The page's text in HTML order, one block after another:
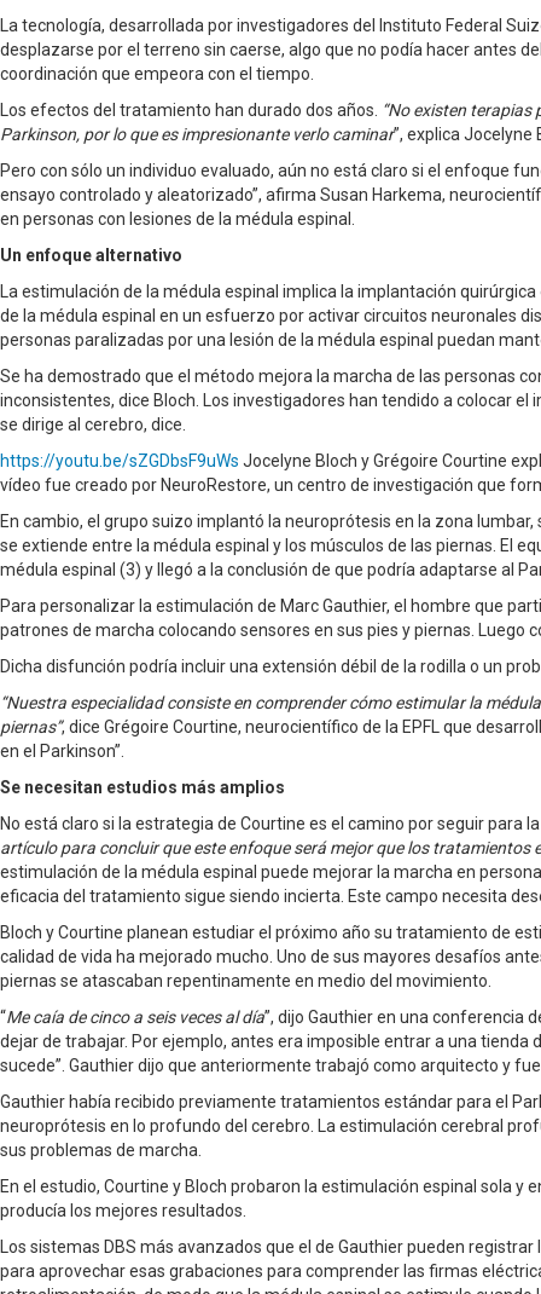
La tecnología, desarrollada por investigadores del Instituto Federal
desplazarse por el terreno sin caerse, algo que no podía hacer antes
coordinación que empeora con el tiempo.
Los efectos del tratamiento han durado dos años. “No existen
Parkinson, por lo que es impresionante verlo caminar”, explica Jocelyne
Pero con sólo un individuo evaluado, aún no está claro si el enfoque
ensayo controlado y aleatorizado”, afirma Susan Harkema,
en personas con lesiones de la médula espinal.
Un enfoque alternativo
La estimulación de la médula espinal implica la implantación
de la médula espinal en un esfuerzo por activar circuitos neuronales
personas paralizadas por una lesión de la médula espinal puedan
Se ha demostrado que el método mejora la marcha de las personas
inconsistentes, dice Bloch. Los investigadores han tendido a colocar
se dirige al cerebro, dice.
https://youtu.be/sZGDbsF9uWs Jocelyne Bloch y Grégoire Courtine
vídeo fue creado por NeuroRestore, un centro de investigación que
En cambio, el grupo suizo implantó la neuroprótesis en la zona
se extiende entre la médula espinal y los músculos de las piernas. El
médula espinal (3) y llegó a la conclusión de que podría adaptarse al
Para personalizar la estimulación de Marc Gauthier, el hombre que
patrones de marcha colocando sensores en sus pies y piernas.
Dicha disfunción podría incluir una extensión débil de la rodilla o un
“Nuestra especialidad consiste en comprender cómo estimular la
piernas”, dice Grégoire Courtine, neurocientífico de la EPFL que
en el Parkinson”.
Se necesitan estudios más amplios
No está claro si la estrategia de Courtine es el camino por seguir para
artículo para concluir que este enfoque será mejor que los tratamientos
estimulación de la médula espinal puede mejorar la marcha en
eficacia del tratamiento sigue siendo incierta. Este campo necesita
Bloch y Courtine planean estudiar el próximo año su tratamiento de
calidad de vida ha mejorado mucho. Uno de sus mayores desafíos
piernas se atascaban repentinamente en medio del movimiento.
“Me caía de cinco a seis veces al día”, dijo Gauthier en una conferencia
dejar de trabajar. Por ejemplo, antes era imposible entrar a una
sucede”. Gauthier dijo que anteriormente trabajó como arquitecto y
Gauthier había recibido previamente tratamientos estándar para el
neuroprótesis en lo profundo del cerebro. La estimulación cerebral
sus problemas de marcha.
En el estudio, Courtine y Bloch probaron la estimulación espinal sola
producía los mejores resultados.
Los sistemas DBS más avanzados que el de Gauthier pueden
para aprovechar esas grabaciones para comprender las firmas